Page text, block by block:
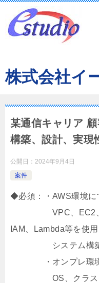
株式会社イ
某通信キャリア 顧
構築、設計、実現
公開日： 2024年9月4日
案件
◆必須：・AWS環境に
VPC、EC2、S3
IAM、Lambda等を使
システム構築経
・オンプレ環境
OS、クラスタ、